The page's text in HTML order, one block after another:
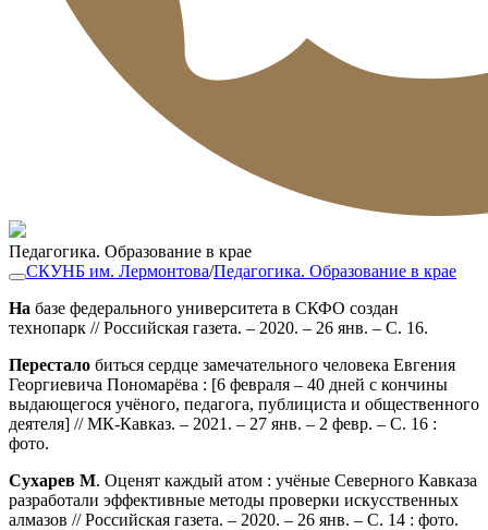
Педагогика. Образование в крае
СКУНБ им. Лермонтова/Педагогика. Образование в крае
На базе федерального университета в СКФО создан
технопарк // Российская газета. – 2020. – 26 янв. – С. 16.
Перестало биться сердце замечательного человека Евгения
Георгиевича Пономарёва : [6 февраля – 40 дней с кончины
выдающегося учёного, педагога, публициста и общественного
деятеля] // МК-Кавказ. – 2021. – 27 янв. – 2 февр. – С. 16 :
фото.
Сухарев М. Оценят каждый атом : учёные Северного Кавказа
разработали эффективные методы проверки искусственных
алмазов // Российская газета. – 2020. – 26 янв. – С. 14 : фото.